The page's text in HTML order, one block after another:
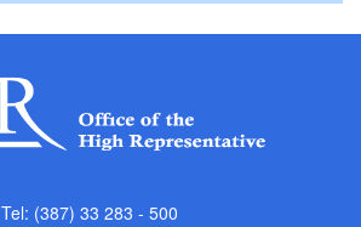
Tel: (387) 33 283 - 500